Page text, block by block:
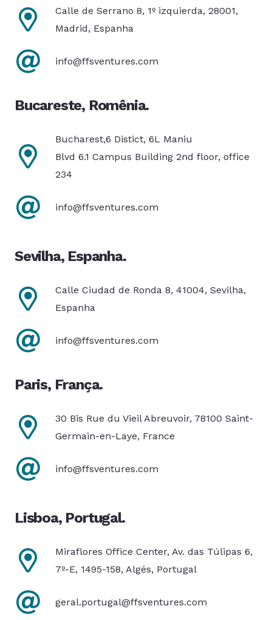
Calle de Serrano 8, 1º izquierda, 28001,
Madrid, Espanha
info@ffsventures.com
Bucareste, Romênia.
Bucharest,6 Distict, 6L Maniu
Blvd 6.1 Campus Building 2nd floor, office
234
info@ffsventures.com
Sevilha, Espanha.
Calle Ciudad de Ronda 8, 41004, Sevilha,
Espanha
info@ffsventures.com
Paris, França.
30 Bis Rue du Vieil Abreuvoir, 78100 Saint-
Germain-en-Laye, France
info@ffsventures.com
Lisboa, Portugal.
Miraflores Office Center, Av. das Túlipas 6,
7º-E, 1495-158, Algés, Portugal
geral.portugal@ffsventures.com